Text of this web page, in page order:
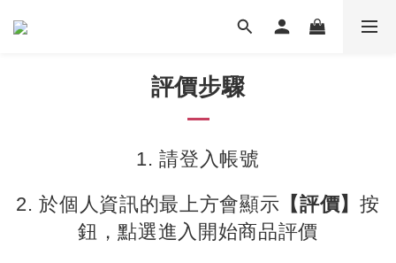
評價步驟
1. 請登入帳號
2. 於個人資訊的最上方會顯示 【評價】 按
鈕，點選進入開始商品評價